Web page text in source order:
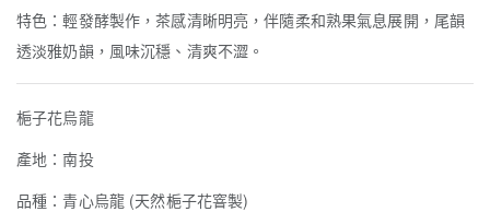
特色：輕發酵製作，茶感清晰明亮，伴隨柔和熟果氣息展開，尾韻
透淡雅奶韻，風味沉穩、清爽不澀。
梔子花烏龍
產地：南投
品種：青心烏龍 (天然梔子花窨製)